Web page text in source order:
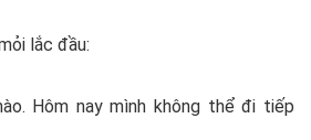
lắc đầu:
Hôm nay mình không thể đi tiếp